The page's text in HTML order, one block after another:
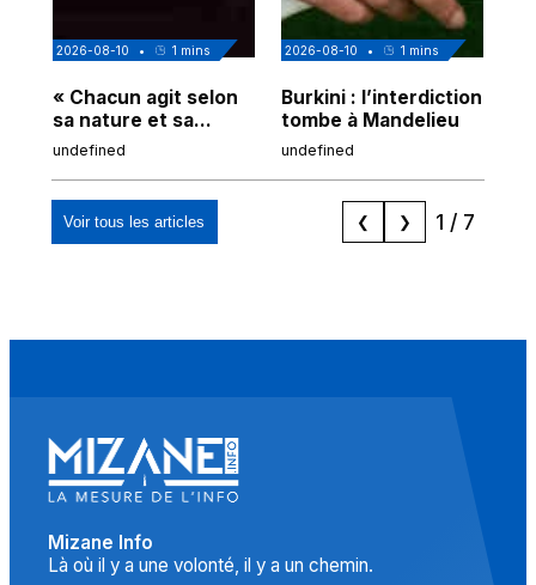
2026-08-10 • 1 mins
« Chacun agit selon
sa nature et sa
finalité »
undefined
2026-08-10 • 1 mins
Burkini : l’interdiction
tombe à Mandelieu
undefined
Voir tous les articles ❮ ❯ 1 / 7
Mizane Info
Là où il y a une volonté, il y a un chemin.